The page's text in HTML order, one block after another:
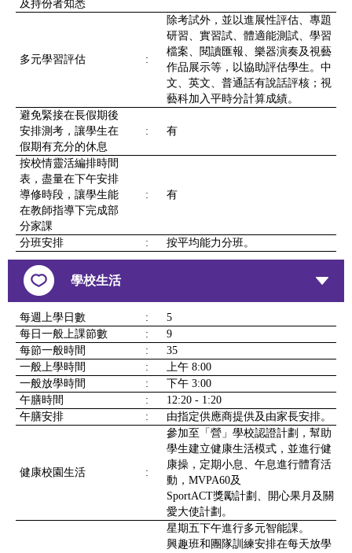
及持份者知悉
多元學習評估 :
除考試外，並以進展性評估、專題
研習、實習試、體適能測試、學習
檔案、閱讀匯報、樂器演奏及視藝
作品展示等，以協助評估學生。中
文、英文、普通話有說話評核；視
藝科加入平時分計算成績。
避免緊接在長假期後
安排測考，讓學生在
假期有充分的休息
: 有
按校情靈活編排時間
表，盡量在下午安排
導修時段，讓學生能
在教師指導下完成部
分家課
: 有
分班安排 : 按平均能力分班。
學校生活
每週上學日數 :
5
每日一般上課節數
:
9
每節一般時間
:
35
一般上學時間
:
上午 8:00
一般放學時間
:
下午 3:00
午膳時間
:
12:20 - 1:20
午膳安排
: 由指定供應商提供及由家長安排。
健康校園生活 :
參加至「營」學校認證計劃，幫助
學生建立健康生活模式，並進行健
康操，定期小息、午息進行體育活
動，MVPA60及
SportACT獎勵計劃、開心果月及關
愛大使計劃。
星期五下午進行多元智能課。
興趣班和團隊訓練安排在每天放學